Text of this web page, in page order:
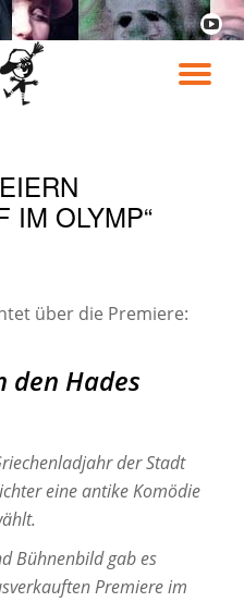
fa-
play
IM OLYMP“
über die Premiere:
den Hades
der Stadt
eine antike Komödie
Bühnenbild gab es
Premiere im